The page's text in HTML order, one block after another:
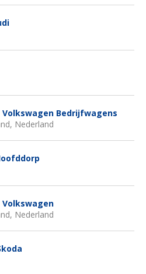
Bedrijfwagens
Nederland
Nederland